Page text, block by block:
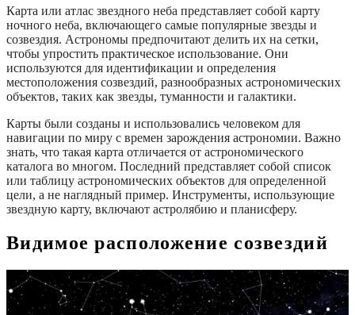
Карта или атлас звездного неба представляет собой карту
ночного неба, включающего самые популярные звезды и
созвездия. Астрономы предпочитают делить их на сетки,
чтобы упростить практическое использование. Они
используются для идентификации и определения
местоположения созвездий, разнообразных астрономических
объектов, таких как звезды, туманности и галактики.
Карты были созданы и использовались человеком для
навигации по миру с времен зарождения астрономии. Важно
знать, что такая карта отличается от астрономического
каталога во многом. Последний представляет собой список
или таблицу астрономических объектов для определенной
цели, а не наглядный пример. Инструменты, использующие
звездную карту, включают астролябию и планисферу.
Видимое расположение созвездий